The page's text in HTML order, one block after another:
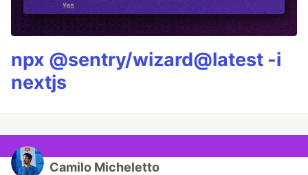
npx @sentry/wizard@latest -i
nextjs
Camilo Micheletto